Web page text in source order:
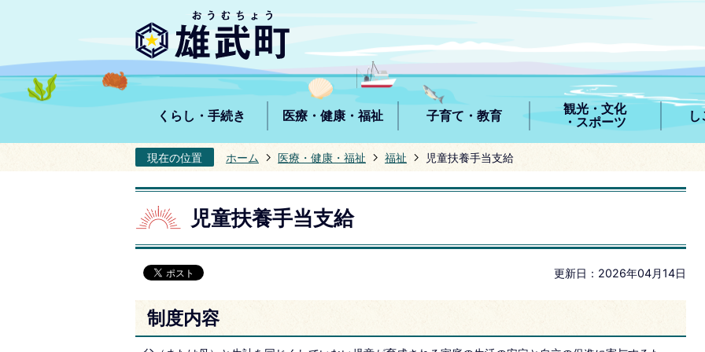
くらし・手続き 医療・健康・福祉 子育て・教育
観光・文化
・スポーツ
現在の位置 ホーム 医療・健康・福祉 福祉 児童扶養手当支給
児童扶養手当支給
更新日：2026年04月14日
制度内容